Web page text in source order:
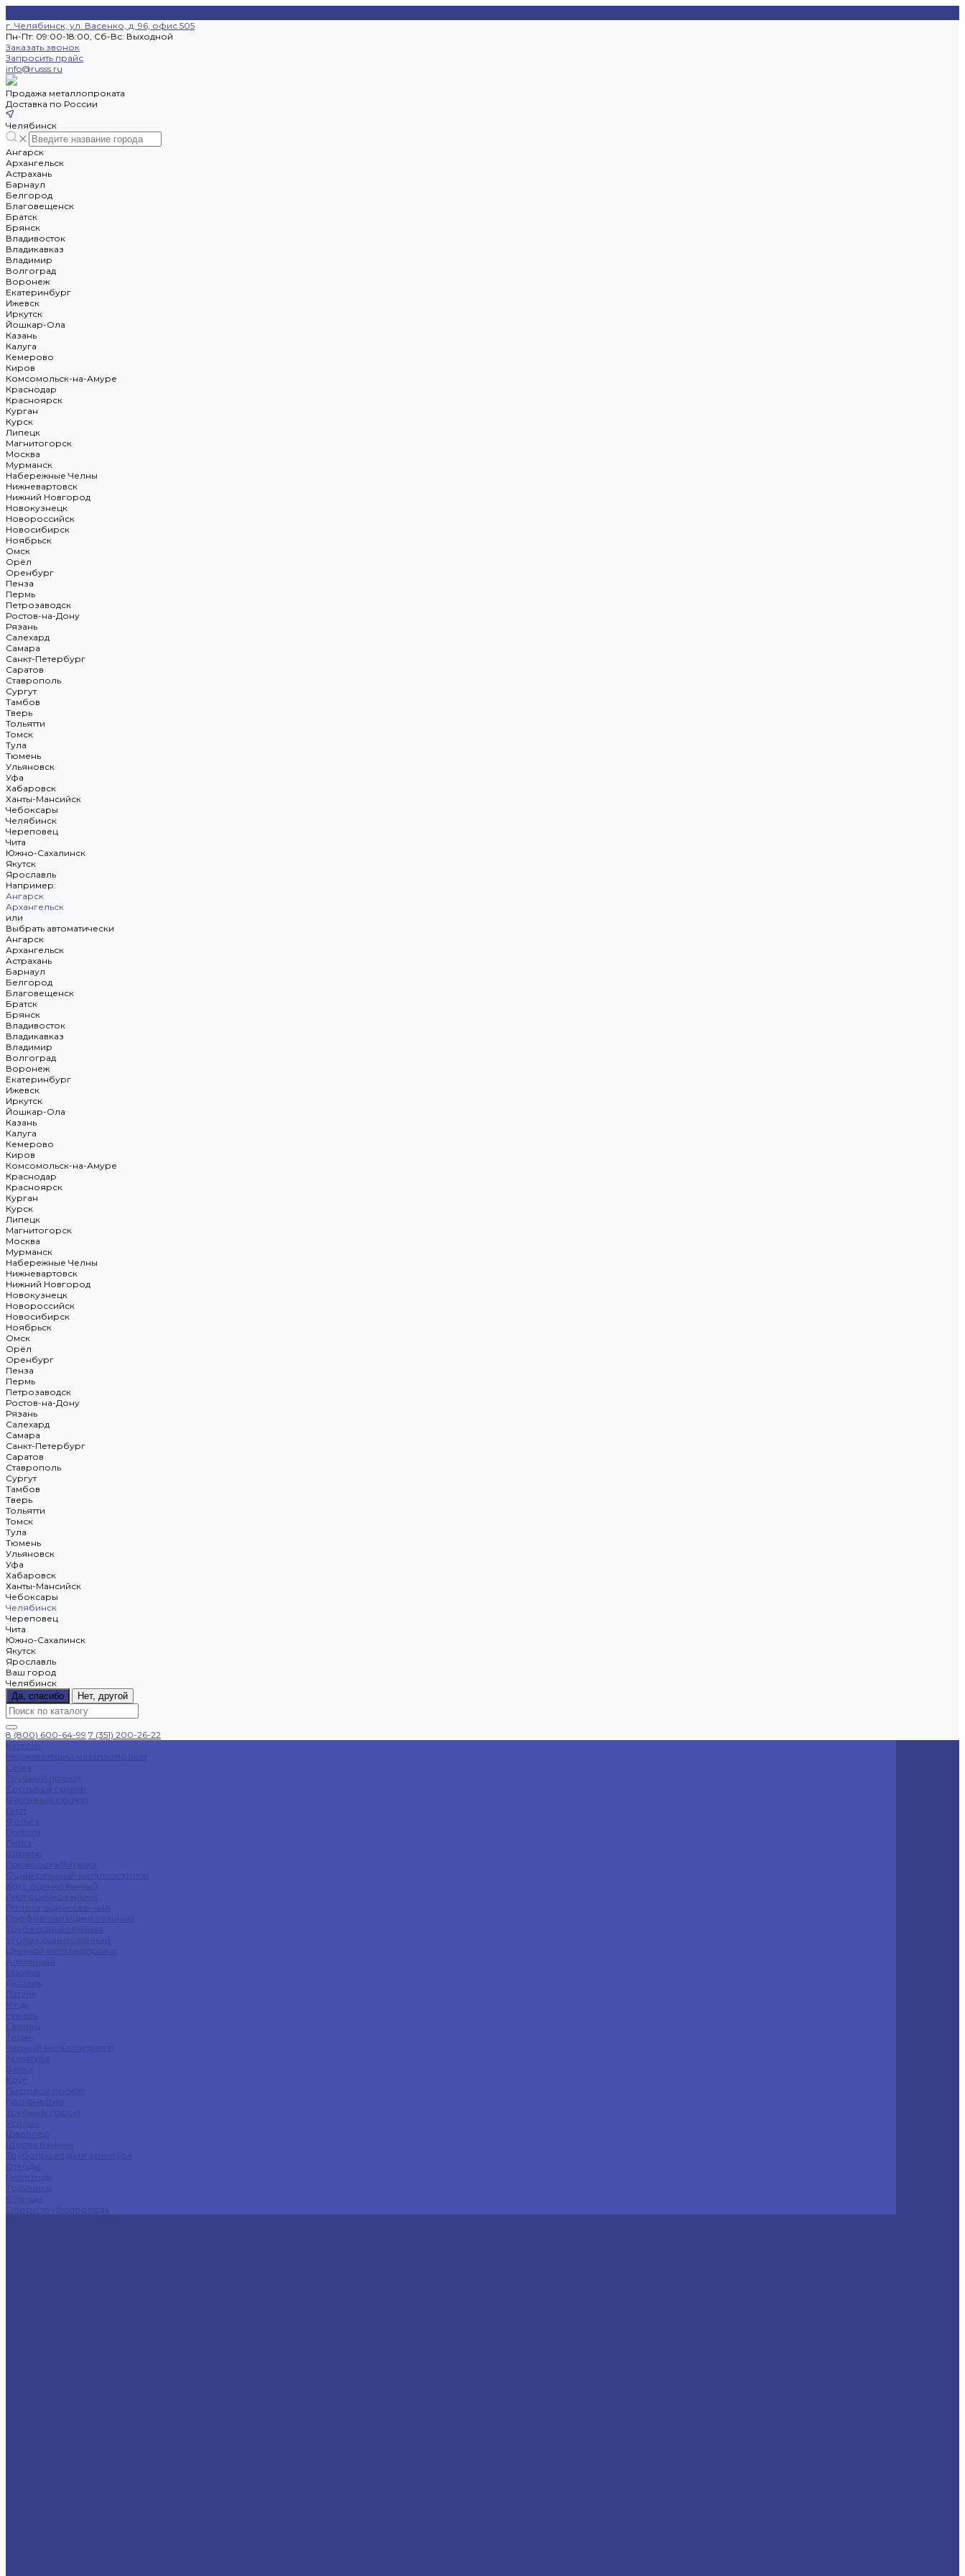
г. Челябинск, ул. Васенко, д. 96, офис 505
Пн-Пт: 09:00-18:00, Cб-Вс: Выходной
Заказать звонок
Запросить прайс
info@russs.ru
Продажа металлопроката
Доставка по России
Челябинск
Ангарск
Архангельск
Астрахань
Барнаул
Белгород
Благовещенск
Братск
Брянск
Владивосток
Владикавказ
Владимир
Волгоград
Воронеж
Екатеринбург
Ижевск
Иркутск
Йошкар-Ола
Казань
Калуга
Кемерово
Киров
Комсомольск-на-Амуре
Краснодар
Красноярск
Курган
Курск
Липецк
Магнитогорск
Москва
Мурманск
Набережные Челны
Нижневартовск
Нижний Новгород
Новокузнецк
Новороссийск
Новосибирск
Ноябрьск
Омск
Орёл
Оренбург
Пенза
Пермь
Петрозаводск
Ростов-на-Дону
Рязань
Салехард
Самара
Санкт-Петербург
Саратов
Ставрополь
Сургут
Тамбов
Тверь
Тольятти
Томск
Тула
Тюмень
Ульяновск
Уфа
Хабаровск
Ханты-Мансийск
Чебоксары
Челябинск
Череповец
Чита
Южно-Сахалинск
Якутск
Ярославль
Например:
Ангарск
Архангельск
или
Выбрать автоматически
Ангарск
Архангельск
Астрахань
Барнаул
Белгород
Благовещенск
Братск
Брянск
Владивосток
Владикавказ
Владимир
Волгоград
Воронеж
Екатеринбург
Ижевск
Иркутск
Йошкар-Ола
Казань
Калуга
Кемерово
Киров
Комсомольск-на-Амуре
Краснодар
Красноярск
Курган
Курск
Липецк
Магнитогорск
Москва
Мурманск
Набережные Челны
Нижневартовск
Нижний Новгород
Новокузнецк
Новороссийск
Новосибирск
Ноябрьск
Омск
Орёл
Оренбург
Пенза
Пермь
Петрозаводск
Ростов-на-Дону
Рязань
Салехард
Самара
Санкт-Петербург
Саратов
Ставрополь
Сургут
Тамбов
Тверь
Тольятти
Томск
Тула
Тюмень
Ульяновск
Уфа
Хабаровск
Ханты-Мансийск
Чебоксары
Челябинск
Череповец
Чита
Южно-Сахалинск
Якутск
Ярославль
Ваш город
Челябинск
Да, спасибо
Нет, другой
8 (800) 600-64-99 7 (351) 200-26-22
Каталог
Нержавеющий металлопрокат
Сетка
Трубный прокат
Сортовой прокат
Фасонный прокат
Лист
Фольга
Полоса
Лента
Штрипс
Проволока/Катанка
Оцинкованный металлопрокат
Круг оцинкованный
Лист оцинкованный
Полоса оцинкованная
Профнастил оцинкованный
Труба оцинкованная
Уголок оцинкованный
Цветной металлопрокат
Алюминий
Бронза
Дюраль
Латунь
Медь
Никель
Свинец
Титан
Черный металлопрокат
Арматура
Балка
Круг
Листовой прокат
Профнастил
Трубный прокат
Уголок
Швеллер
Шестигранник
Трубопроводная арматура
Отводы
Переходы
Тройники
Фланцы
Опоры трубопровода